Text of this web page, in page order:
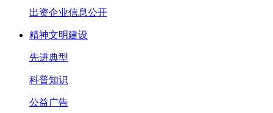
出资企业信息公开
精神文明建设
先进典型
科普知识
公益广告